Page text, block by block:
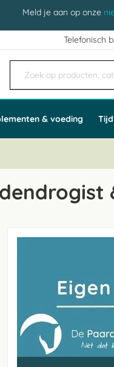
Meld je aan op onze
Telefonisch
& voeding